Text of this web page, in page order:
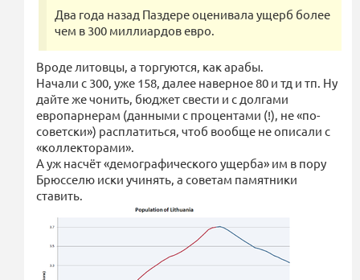
Два года назад Паздере оценивала ущерб более
чем в 300 миллиардов евро.
Вроде литовцы, а торгуются, как арабы.
Начали с 300, уже 158, далее наверное 80 и тд и тп. Ну
дайте же чонить, бюджет свести и с долгами
европарнерам (данными с процентами (!), не «по-
советски») расплатиться, чтоб вообще не описали с
«коллекторами».
А уж насчёт «демографического ущерба» им в пору
Брюсселю иски учинять, а советам памятники
ставить.